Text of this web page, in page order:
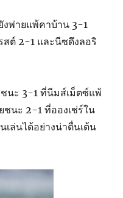
งพ่ายแพ้คาบ้าน 3-1
สต์ 2-1 และนีซดึงลอริ
นะ 3-1 ที่นีมส์เม็ตซ์แพ้
ชนะ 2-1 ที่อองเช่ร์ใน
ล่นได้อย่างน่าตื่นเต้น